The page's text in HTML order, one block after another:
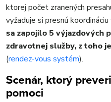
ktorej počet zranených
vyžaduje si presnú
sa zapojilo 5 výjazdových
zdravotnej služby, z toho
(rendez-vous systém).
Scenár, ktorý
pomoci